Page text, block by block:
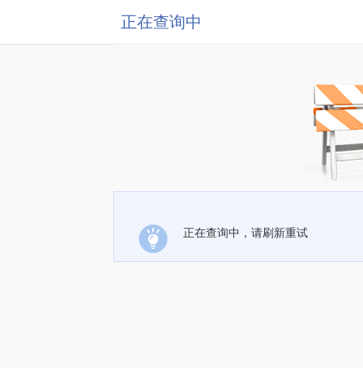
正在查询中
正在查询中，请刷新重试